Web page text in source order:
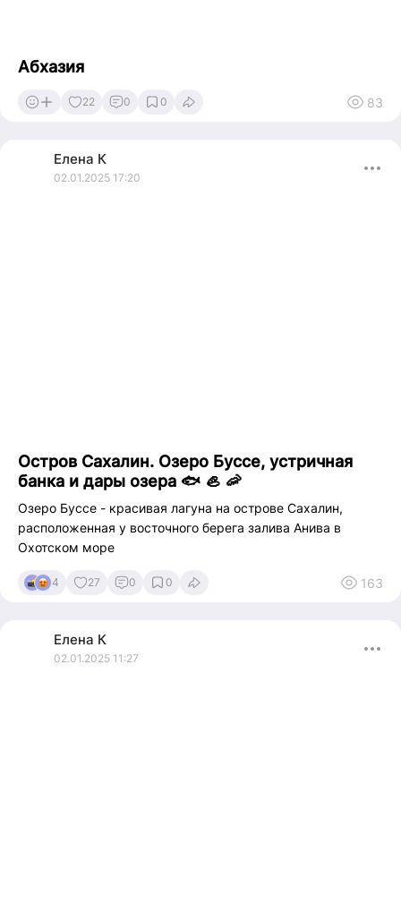
Абхазия
22 0 0 83
Елена К
02.01.2025 17:20
Остров Сахалин. Озеро Буссе, устричная
банка и дары озера 🐟 🦪 🦐
Озеро Буссе - красивая лагуна на острове Сахалин,
расположенная у восточного берега залива Анива в
Охотском море
4 27 0 0 163
Елена К
02.01.2025 11:27